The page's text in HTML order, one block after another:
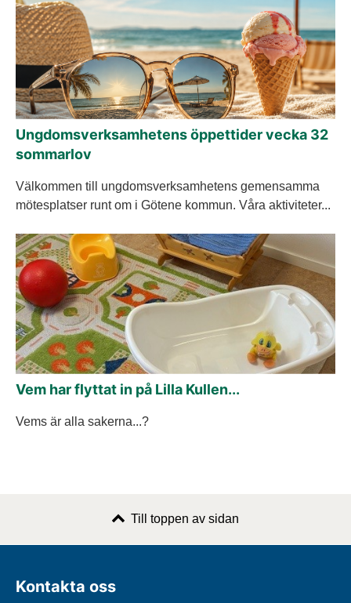
Ungdomsverksamhetens öppettider vecka 32
sommarlov
Välkommen till ungdomsverksamhetens gemensamma
mötesplatser runt om i Götene kommun. Våra aktiviteter...
Vem har flyttat in på Lilla Kullen...
Vems är alla sakerna...?
Till toppen av sidan
Kontakta oss